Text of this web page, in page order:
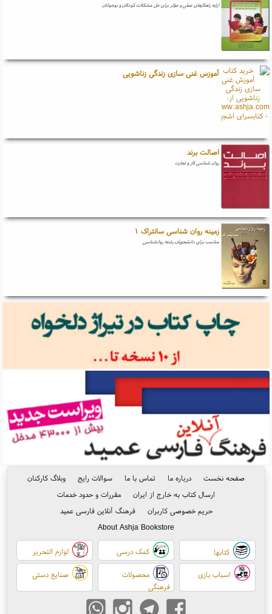
ارایه راهکارهای عملی و مؤثر برای حل مشکلات کودکان و نوجوانان
آموزش غنی سازی زندگی زناشویی
اصالت برند
روان شناسی کار و تجارت
زمینه روان شناسی سانتراک ۱
مناسب برای دانشجویان رشته روانشناسی
صفحه نخست درباره ما تماس با ما سوالات رایج
وبلاگ کارکنان
ارسال کتاب به خارج از ایران
مقررات و حدود خدمات
حریم خصوصی کاربران
فرهنگ آنلاین فارسی عمید
About Ashja Bookstore
کتابها کمک درسی لوازم التحریر
اسباب بازی
محصولات
فرهنگی
صنایع دستی